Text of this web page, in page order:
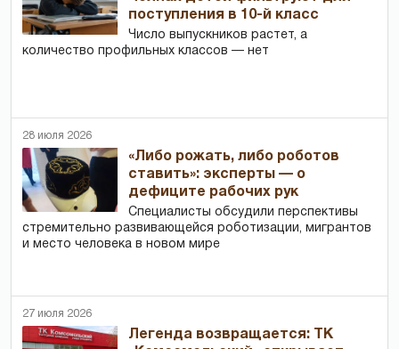
поступления в 10-й класс
Число выпускников растет, а
количество профильных классов — нет
28 июля 2026
«Либо рожать, либо роботов
ставить»: эксперты — о
дефиците рабочих рук
Специалисты обсудили перспективы
стремительно развивающейся роботизации, мигрантов
и место человека в новом мире
27 июля 2026
Легенда возвращается: ТК